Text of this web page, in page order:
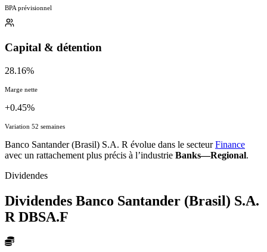
BPA prévisionnel
Capital & détention
28.16%
Marge nette
+0.45%
Variation 52 semaines
Banco Santander (Brasil) S.A. R évolue dans le secteurFinance
avec un rattachement plus précis à l’industrie Banks—Regional.
Dividendes
Dividendes Banco Santander (Brasil) S.A.
R DBSA.F